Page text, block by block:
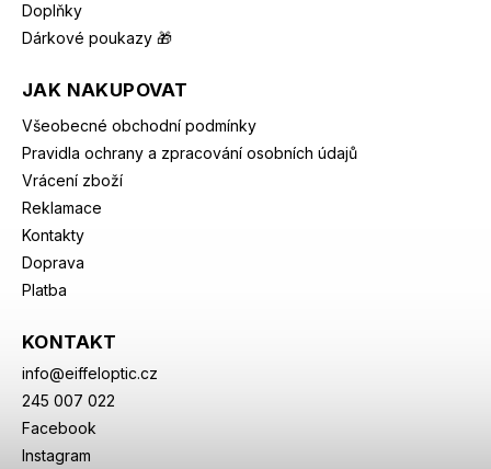
Doplňky
Dárkové poukazy 🎁
JAK NAKUPOVAT
Všeobecné obchodní podmínky
Pravidla ochrany a zpracování osobních údajů
Vrácení zboží
Reklamace
Kontakty
Doprava
Platba
KONTAKT
info@eiffeloptic.cz
245 007 022
Facebook
Instagram